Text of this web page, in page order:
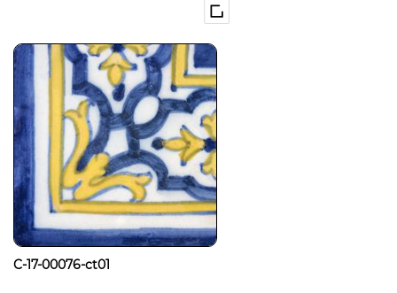
C-17-00076-ct01